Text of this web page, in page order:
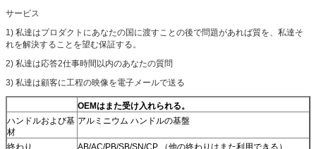
サービス
1) 私達はプロダクトにあなたの国に渡すことの後で問題があれば質を、私達そ
れを解決することを望む保証する。
2) 私達は応答2仕事時間以内のあなたの質問
3) 私達は顧客に工程の映像を電子メールで送る
OEMはまた受け入れられる。
ハンドルおよび基
材
アルミニウム ハンドルの基盤
終わり
AB/AC/PB/SB/SN/CP （他の終わりはまた利用できる）